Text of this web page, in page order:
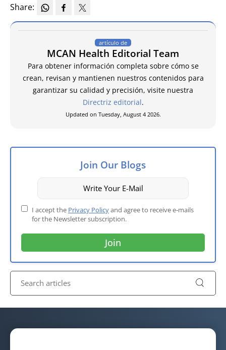
Share:
artículo de
MCAN Health Editorial Team
Para obtener información completa sobre cómo se
crean, revisan y mantienen nuestros contenidos para
garantizar su calidad y precisión, visite nuestra
Directriz editorial.
Updated on Tuesday, August 4 2026.
Join Our Blogs
I accept the Privacy Policyand agree to receive e-mails
for the Newsletter subscription.